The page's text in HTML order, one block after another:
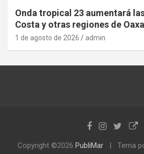
Onda tropical 23 aumentará
Costa y otras regiones de
1 de agosto de 2026 admin
Copyright ©2026 PubliMar Tema